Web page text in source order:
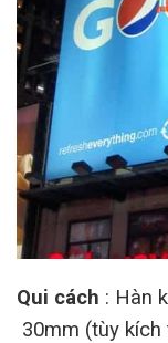
Qui cách : Hàn
30mm (tùy